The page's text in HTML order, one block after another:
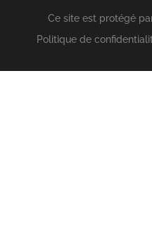
Ce site est protégé
Politique de